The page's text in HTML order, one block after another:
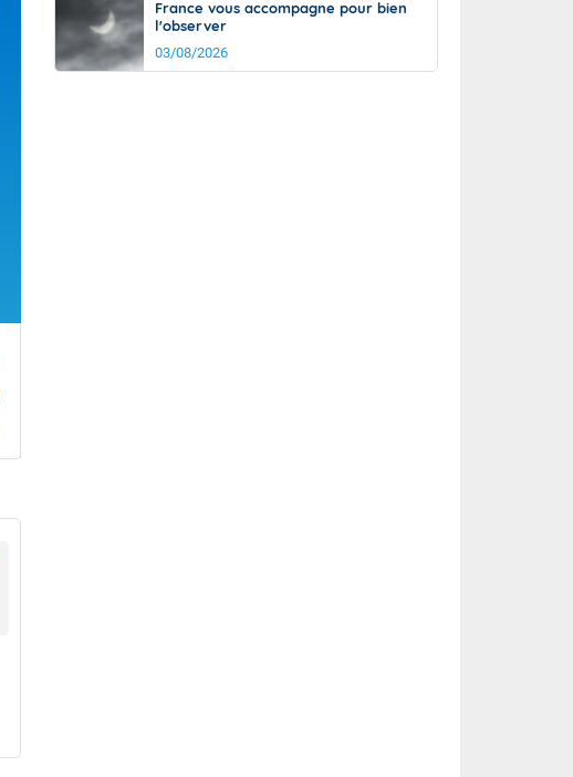
France vous accompagne pour bien
l'observer
03/08/2026